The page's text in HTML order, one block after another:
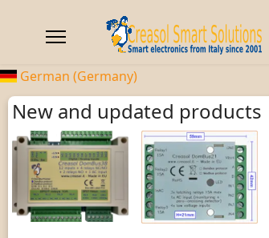
German (Germany)
New and updated products